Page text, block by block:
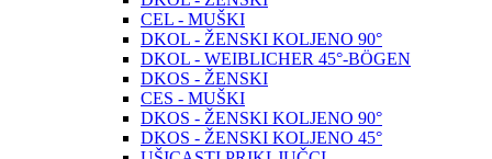
CEL - MUŠKI
DKOL - ŽENSKI KOLJENO 90°
DKOL - WEIBLICHER 45°-BÖGEN
DKOS - ŽENSKI
CES - MUŠKI
DKOS - ŽENSKI KOLJENO 90°
DKOS - ŽENSKI KOLJENO 45°